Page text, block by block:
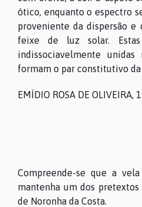
ótico, enquanto o espectro
proveniente da dispersão e
feixe de luz solar.
indissociavelmente
formam o par constitutivo
EMÍDIO ROSA DE OLIVEIRA,
Compreende-se que a
mantenha um dos
de Noronha da Costa.